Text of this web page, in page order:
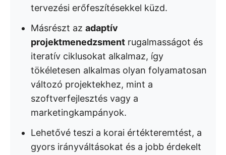
tervezési erőfeszítésekkel küzd.
Másrészt az adaptív
projektmenedzsment rugalmasságot és
iteratív ciklusokat alkalmaz, így
tökéletesen alkalmas olyan folyamatosan
változó projektekhez, mint a
szoftverfejlesztés vagy a
marketingkampányok.
Lehetővé teszi a korai értékteremtést, a
gyors irányváltásokat és a jobb érdekelt